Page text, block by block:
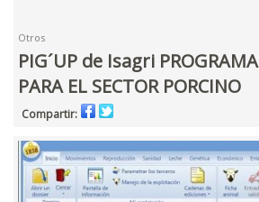
Otros
PIG´UP de Isagri
PARA EL SECTOR PORCINO
Compartir: